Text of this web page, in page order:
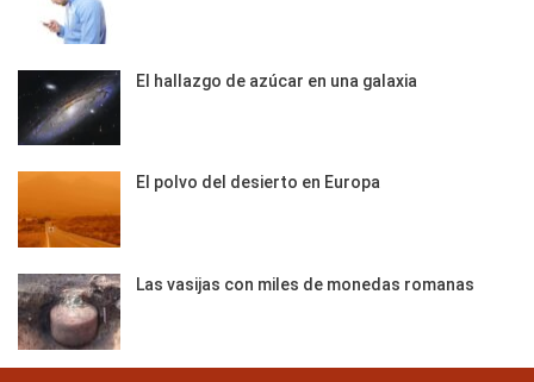
El hallazgo de azúcar en una galaxia
El polvo del desierto en Europa
Las vasijas con miles de monedas romanas